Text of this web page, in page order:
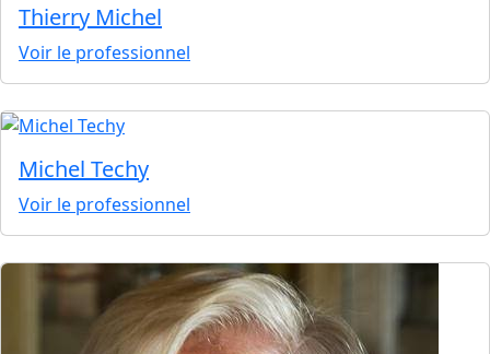
Thierry Michel
Voir le professionnel
Michel Techy
Voir le professionnel